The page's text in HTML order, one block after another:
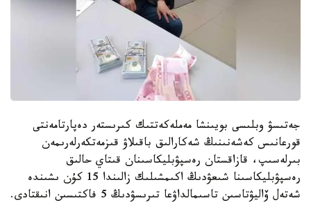
جەتىسۋ وبلىسى بويىنشا مەملەكەتتىك كىرىستەر دەپارتامەنتى
قورعانىس كەشەنىنىڭ شەكارالىق باقىلاۋ قىزمەتكەرلەرىمەن
بىرلەسىپ، قازاقستان رەسپۋبليكاسىنان قىتاي حالىق
رەسپۋبليكاسىنا شىعۋدىڭ اكىمشىلىك زالىندا 15 كۇن ىشىندە
شەتەل ۆاليۋتاسىن تاسىمالداۋعا تىرىسۋدىڭ 5 فاكتىسىن انىقتادى.